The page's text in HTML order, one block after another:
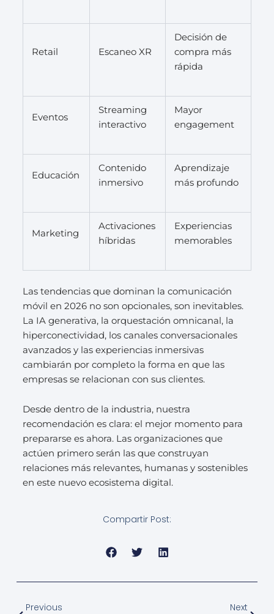
Retail Escaneo XR
Decisión de
compra más
rápida
Eventos
Streaming
interactivo
Mayor
engagement
Educación
Contenido
inmersivo
Aprendizaje
más profundo
Marketing
Activaciones
híbridas
Experiencias
memorables
Las tendencias que dominan la comunicación
móvil en 2026 no son opcionales, son inevitables.
La IA generativa, la orquestación omnicanal, la
hiperconectividad, los canales conversacionales
avanzados y las experiencias inmersivas
cambiarán por completo la forma en que las
empresas se relacionan con sus clientes.
Desde dentro de la industria, nuestra
recomendación es clara: el mejor momento para
prepararse es ahora. Las organizaciones que
actúen primero serán las que construyan
relaciones más relevantes, humanas y sostenibles
en este nuevo ecosistema digital.
Compartir Post:
Previous
Next